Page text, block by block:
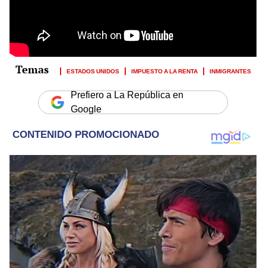
ESTADOS UNIDOS IMPUESTO A LA RENTA INMIGRANTES
Prefiero a La República en
Google